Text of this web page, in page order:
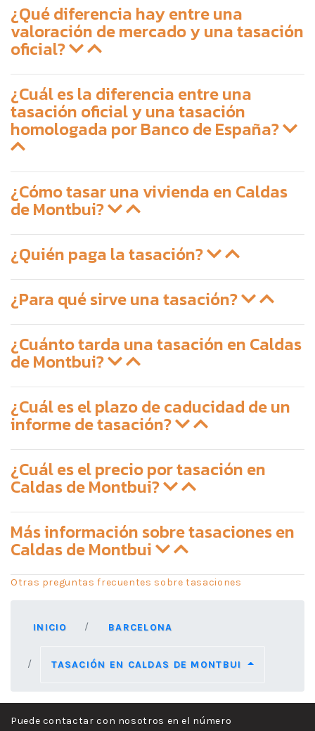
¿Qué diferencia hay entre una
valoración de mercado y una tasación
oficial?
¿Cuál es la diferencia entre una
tasación oficial y una tasación
homologada por Banco de España?
¿Cómo tasar una vivienda en Caldas
de Montbui?
¿Quién paga la tasación?
¿Para qué sirve una tasación?
¿Cuánto tarda una tasación en Caldas
de Montbui?
¿Cuál es el plazo de caducidad de un
informe de tasación?
¿Cuál es el precio por tasación en
Caldas de Montbui?
Más información sobre tasaciones en
Caldas de Montbui
Otras preguntas frecuentes sobre tasaciones
INICIO BARCELONA
TASACIÓN EN CALDAS DE MONTBUI
Puede contactar con nosotros en el número